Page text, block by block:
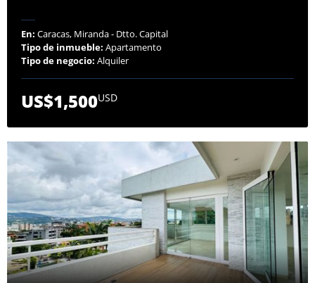
En: Caracas, Miranda - Dtto. Capital
Tipo de inmueble: Apartamento
Tipo de negocio: Alquiler
US$1,500USD